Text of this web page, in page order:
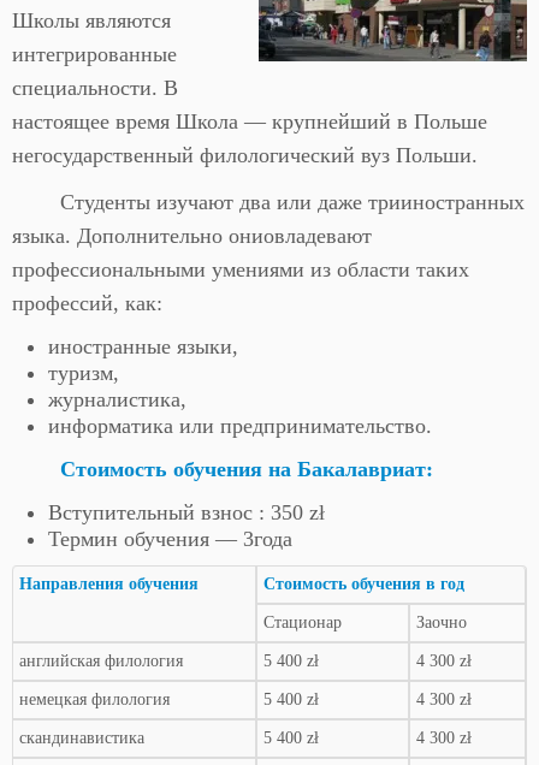
Школы являются
интегрированные
специальности. В
настоящее время Школа — крупнейший в Польше
негосударственный филологический вуз Польши.
Студенты изучают два или даже трииностранных
языка. Дополнительно ониовладевают
профессиональными умениями из области таких
профессий, как:
иностранные языки,
туризм,
журналистика,
информатика или предпринимательство.
Стоимость обучения на Бакалавриат:
Вступительный взнос : 350 zł
Термин обучения — 3года
Направления обучения Стоимость обучения в год
Стационар Заочно
английская филология 5 400 zł 4 300 zł
немецкая филология 5 400 zł 4 300 zł
скандинавистика 5 400 zł 4 300 zł